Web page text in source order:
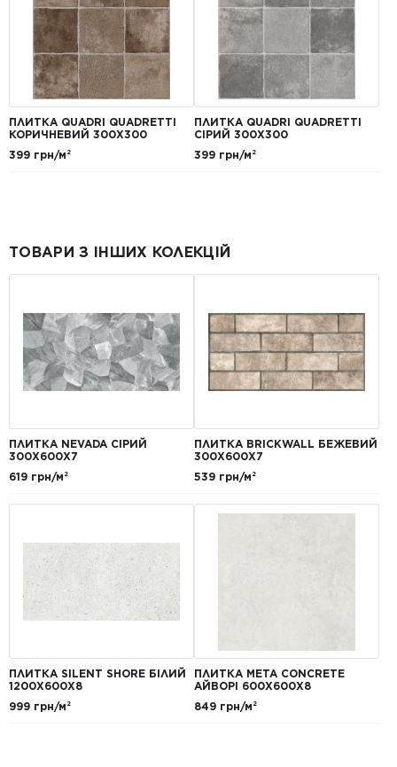
ПЛИТКА QUADRI QUADRETTI
КОРИЧНЕВИЙ 300X300
399 грн/м²
ПЛИТКА QUADRI QUADRETTI
СІРИЙ 300X300
399 грн/м²
ТОВАРИ З ІНШИХ КОЛЕКЦІЙ
ПЛИТКА NEVADA СІРИЙ
300Х600Х7
619 грн/м²
ПЛИТКА BRICKWALL БЕЖЕВИЙ
300Х600Х7
539 грн/м²
ПЛИТКА SILENT SHORE БІЛИЙ
1200Х600Х8
999 грн/м²
ПЛИТКА META CONCRETE
АЙВОРІ 600Х600Х8
849 грн/м²